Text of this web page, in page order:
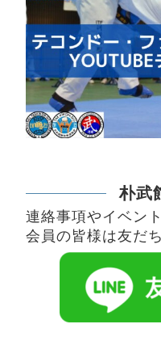
朴武
連絡事項やイベン
会員の皆様は友だ